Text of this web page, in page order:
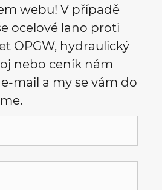
webu! V případě
ocelové lano proti
OPGW, hydraulický
nebo ceník nám
mail a my se vám do